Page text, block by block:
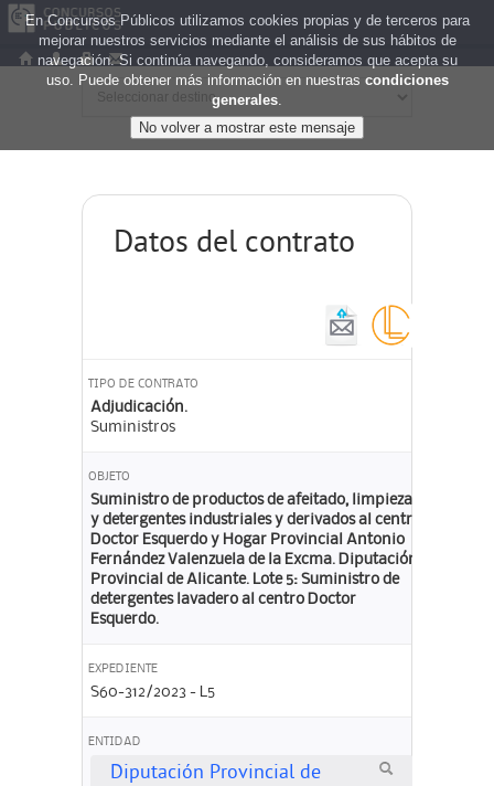
Datos del contrato
TIPO DE CONTRATO
Adjudicación.
Suministros
OBJETO
Suministro de productos de afeitado, limpieza
y detergentes industriales y derivados al centro
Doctor Esquerdo y Hogar Provincial Antonio
Fernández Valenzuela de la Excma. Diputación
Provincial de Alicante. Lote 5: Suministro de
detergentes lavadero al centro Doctor
Esquerdo.
EXPEDIENTE
S60-312/2023 - L5
ENTIDAD
Diputación Provincial de
En Concursos Públicos utilizamos cookies propias y de terceros para
mejorar nuestros servicios mediante el análisis de sus hábitos de
navegación. Si continúa navegando, consideramos que acepta su
uso. Puede obtener más información en nuestras condiciones
generales.